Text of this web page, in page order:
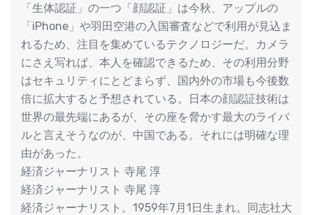
「生体認証」の一つ「顔認証」は今秋、アップルの
「iPhone」や羽田空港の入国審査などで利用が見込ま
れるため、注目を集めているテクノロジーだ。カメラ
にさえ写れば、本人を確認できるため、その利用分野
はセキュリティにとどまらず、国内外の市場も今後数
倍に拡大すると予想されている。日本の顔認証技術は
世界の最先端にあるが、その座を脅かす最大のライバ
ルと言えそうなのが、中国である。それには明確な理
由があった。
経済ジャーナリスト 寺尾 淳
経済ジャーナリスト 寺尾 淳
経済ジャーナリスト。1959年7月1日生まれ。同志社大